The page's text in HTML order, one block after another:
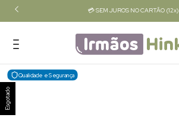
💳 SEM JUROS NO CARTÃO (12x)
Esgotado
Qualidade e Segurança